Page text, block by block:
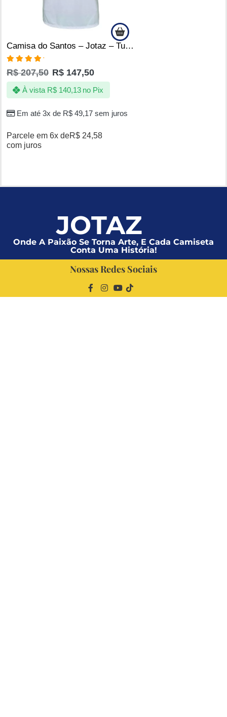
Camisa do Santos – Jotaz – Tubarão | Poseidon D’ Quebrada
Avaliação
5.00de 5
R$207,50 R$ 147,50
Em até 3x de R$49,17sem juros
À vista R$140,13 no Pix
Parcele em 6x deR$ 24,58
com juros
JOTAZ
Onde A Paixão Se Torna Arte, E Cada Camiseta
Conta Uma História!
Nossas Redes Sociais